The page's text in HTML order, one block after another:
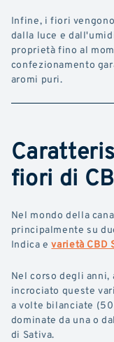
Infine, i fiori
dalla luce e
proprietà fino al
confezionamento
aromi puri.
fiori di
Nel mondo della
principalmente su
Indica evarietà CBD
Nel corso degli
incrociato queste
a volte bilanciate
dominate da una o
di Sativa.